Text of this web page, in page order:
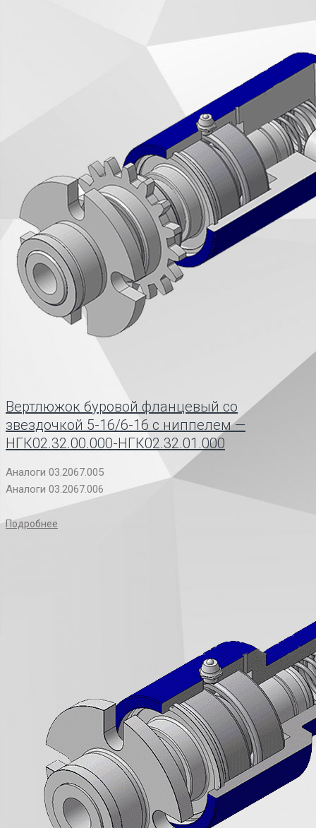
Вертлюжок буровой фланцевый со
звездочкой 5-16/6-16 с ниппелем —
НГК02.32.00.000-НГК02.32.01.000
Аналоги 03.2067.005
Аналоги 03.2067.006
Подробнее